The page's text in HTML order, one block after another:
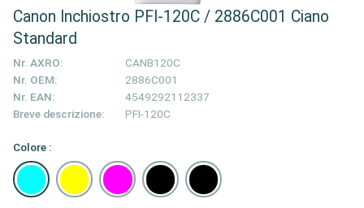
Canon Inchiostro PFI-120C / 2886C001 Ciano
Standard
Nr. AXRO:
CANB120C
Nr. OEM:
2886C001
Nr. EAN:
4549292112337
Breve descrizione:
PFI-120C
Colore :